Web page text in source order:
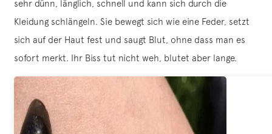
sehr dünn, länglich, schnell und kann sich durch die
Kleidung schlängeln. Sie bewegt sich wie eine Feder, setzt
sich auf der Haut fest und saugt Blut, ohne dass man es
sofort merkt. Ihr Biss tut nicht weh, blutet aber lange.